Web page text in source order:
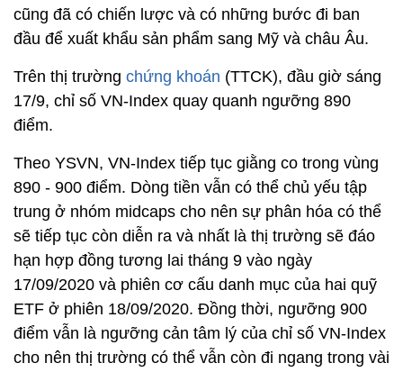
cũng đã có chiến lược và có những bước đi ban
đầu để xuất khẩu sản phẩm sang Mỹ và châu Âu.
Trên thị trường chứng khoán (TTCK), đầu giờ sáng
17/9, chỉ số VN-Index quay quanh ngưỡng 890
điểm.
Theo YSVN, VN-Index tiếp tục giằng co trong vùng
890 - 900 điểm. Dòng tiền vẫn có thể chủ yếu tập
trung ở nhóm midcaps cho nên sự phân hóa có thể
sẽ tiếp tục còn diễn ra và nhất là thị trường sẽ đáo
hạn hợp đồng tương lai tháng 9 vào ngày
17/09/2020 và phiên cơ cấu danh mục của hai quỹ
ETF ở phiên 18/09/2020. Đồng thời, ngưỡng 900
điểm vẫn là ngưỡng cản tâm lý của chỉ số VN-Index
cho nên thị trường có thể vẫn còn đi ngang trong vài